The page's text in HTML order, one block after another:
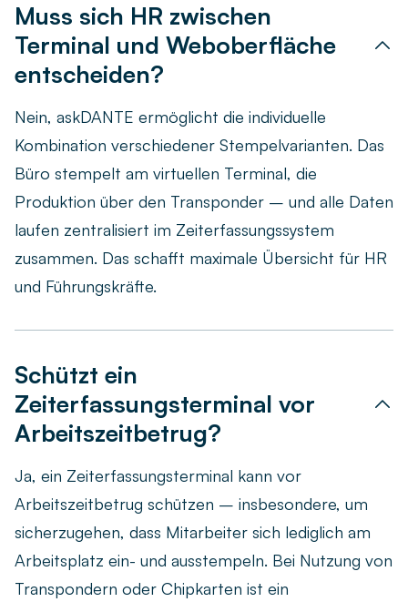
Muss sich HR zwischen
Terminal und Weboberfläche
entscheiden?
Nein, askDANTE ermöglicht die individuelle
Kombination verschiedener Stempelvarianten. Das
Büro stempelt am virtuellen Terminal, die
Produktion über den Transponder – und alle Daten
laufen zentralisiert im Zeiterfassungssystem
zusammen. Das schafft maximale Übersicht für HR
und Führungskräfte.
Schützt ein
Zeiterfassungsterminal vor
Arbeitszeitbetrug?
Ja, ein Zeiterfassungsterminal kann vor
Arbeitszeitbetrug schützen – insbesondere, um
sicherzugehen, dass Mitarbeiter sich lediglich am
Arbeitsplatz ein- und ausstempeln. Bei Nutzung von
Transpondern oder Chipkarten ist ein